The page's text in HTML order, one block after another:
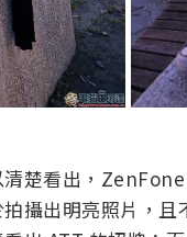
楚看出，
攝出明亮照片，